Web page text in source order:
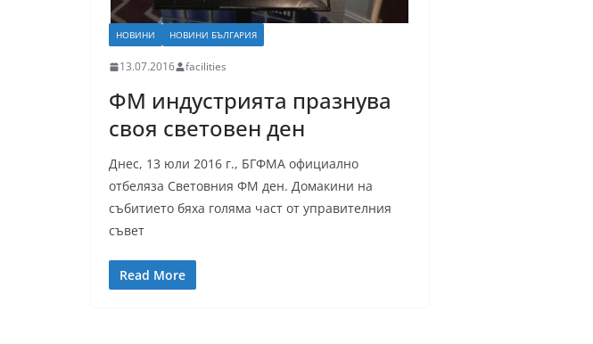
НОВИНИ НОВИНИ БЪЛГАРИЯ
13.07.2016 facilities
ФМ индустрията празнува
своя световен ден
Днес, 13 юли 2016 г., БГФМА официално
отбеляза Световния ФМ ден. Домакини на
събитието бяха голяма част от управителния
съвет
Read More